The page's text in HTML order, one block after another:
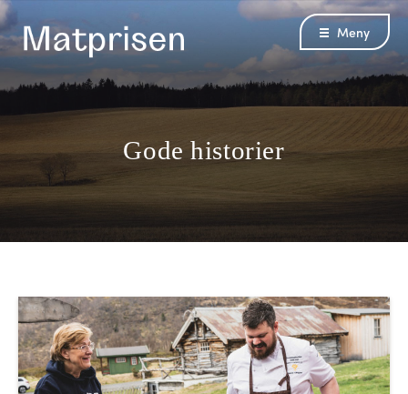
Gode historier
Meny